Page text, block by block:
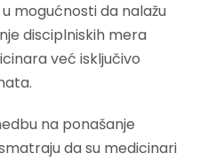
mogućnosti da nalažu
disciplniskih mera
već isključivo
na ponašanje
da su medicinari